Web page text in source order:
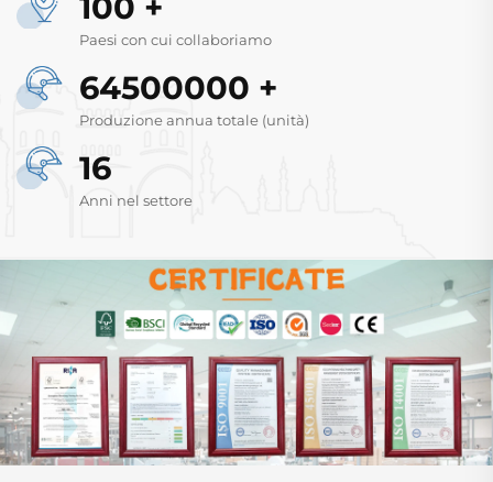
Paesi con cui collaboriamo
64500000 +
Produzione annua totale (unità)
16
Anni nel settore